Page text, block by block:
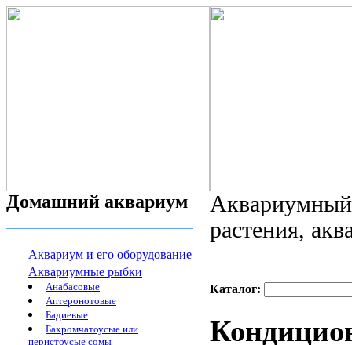
Домашний аквариум
Аквариум и его оборудование
Аквариумные рыбки
Анабасовые
Аптеронотовые
Бадиевые
Бахромчатоусые или
перистоусые сомы
растения,
Каталог: